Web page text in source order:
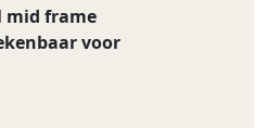
mid frame
voor